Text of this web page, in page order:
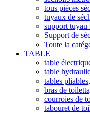
tous pièces
tuyaux de
support tuyau
Support de
Toute la
TABLE
table
table
tables
bras de
courroies de
tabouret de